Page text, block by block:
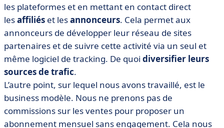
les plateformes et en mettant en contact direct
lesaffiliés et lesannonceurs. Cela permet aux
annonceurs de développer leur réseau de sites
partenaires et de suivre cette activité via un seul et
même logiciel de tracking. De quoi diversifier leurs
sources de trafic.
L’autre point, sur lequel nous avons travaillé, est le
business modèle. Nous ne prenons pas de
commissions sur les ventes pour proposer un
abonnement mensuel sans engagement. Cela nous